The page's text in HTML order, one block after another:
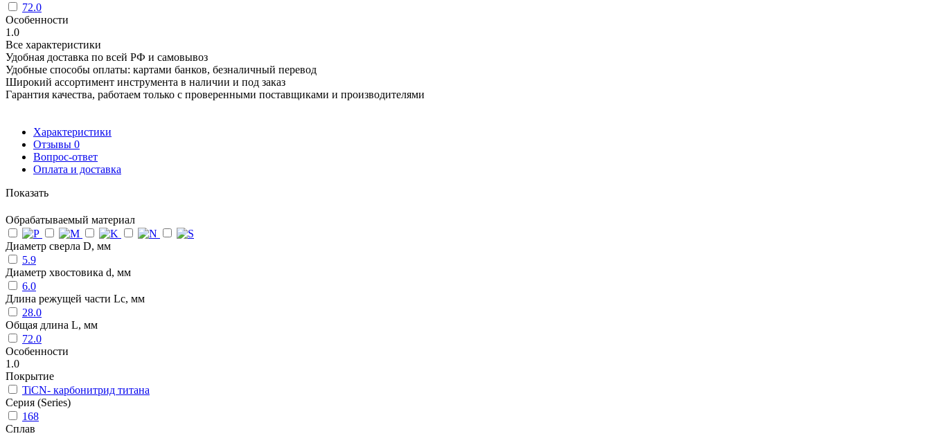
72.0
Особенности
1.0
Все характеристики
Удобная доставка по всей РФ и самовывоз
Удобные способы оплаты: картами банков, безналичный перевод
Широкий ассортимент инструмента в наличии и под заказ
Гарантия качества, работаем только с проверенными поставщиками и производителями
Характеристики
Отзывы 0
Вопрос-ответ
Оплата и доставка
Показать
Обрабатываемый материал
Диаметр сверла D, мм
5.9
Диаметр хвостовика d, мм
6.0
Длина режущей части Lc, мм
28.0
Общая длина L, мм
72.0
Особенности
1.0
Покрытие
TiCN- карбонитрид титана
Серия (Series)
168
Сплав